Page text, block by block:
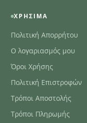
ΧΡΉΣΙΜΑ
Πολιτική Απορρήτου
Ο λογαριασμός μου
Όροι Χρήσης
Πολιτική Επιστροφών
Τρόποι Αποστολής
Τρόποι Πληρωμής